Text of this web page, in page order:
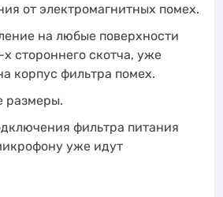
от электромагнитных помех.
на любые поверхности
стороннего скотча, уже
корпус фильтра помех.
размеры.
фильтра питания
уже идут